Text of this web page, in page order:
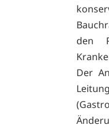
den
Der